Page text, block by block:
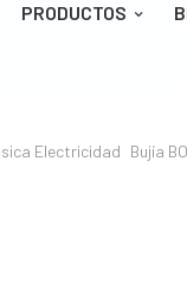
PRODUCTOS
Electricidad Bujía